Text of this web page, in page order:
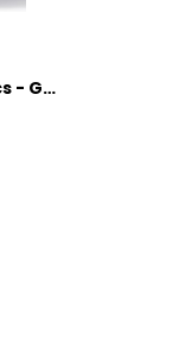
Prym Fingerhut Ergonomics - Größe 'M', Fuchsia